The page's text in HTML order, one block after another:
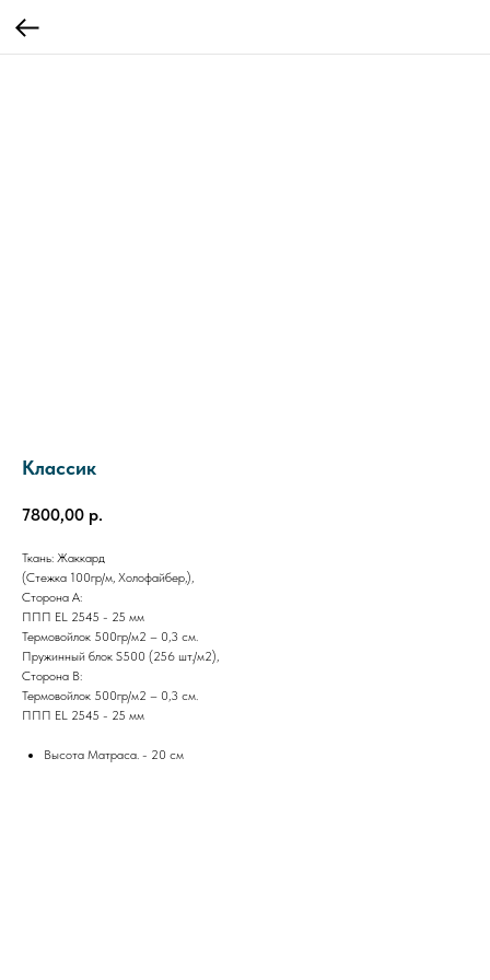
Классик
7800,00 р.
Ткань: Жаккард
(Стежка 100гр/м, Холофайбер,),
Сторона А:
ППП EL 2545 - 25 мм
Термовойлок 500гр/м2 – 0,3 см.
Пружинный блок S500 (256 шт./м2),
Сторона В:
Термовойлок 500гр/м2 – 0,3 см.
ППП EL 2545 - 25 мм
Высота Матраса. - 20 см